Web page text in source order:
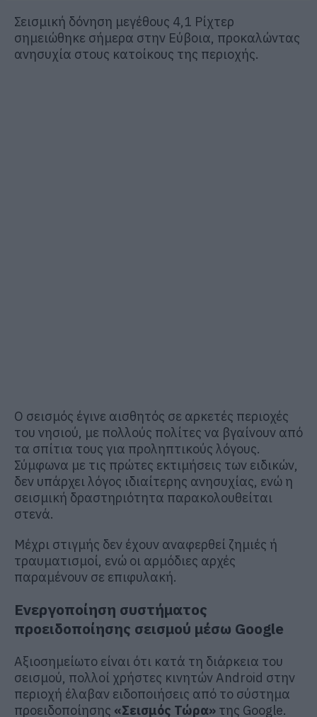
Σεισμική δόνηση μεγέθους 4,1 Ρίχτερ
σημειώθηκε σήμερα στην Εύβοια, προκαλώντας
ανησυχία στους κατοίκους της περιοχής.
Ο σεισμός έγινε αισθητός σε αρκετές περιοχές
του νησιού, με πολλούς πολίτες να βγαίνουν από
τα σπίτια τους για προληπτικούς λόγους.
Σύμφωνα με τις πρώτες εκτιμήσεις των ειδικών,
δεν υπάρχει λόγος ιδιαίτερης ανησυχίας, ενώ η
σεισμική δραστηριότητα παρακολουθείται
στενά.
Μέχρι στιγμής δεν έχουν αναφερθεί ζημιές ή
τραυματισμοί, ενώ οι αρμόδιες αρχές
παραμένουν σε επιφυλακή.
Ενεργοποίηση συστήματος
προειδοποίησης σεισμού μέσω Google
Αξιοσημείωτο είναι ότι κατά τη διάρκεια του
σεισμού, πολλοί χρήστες κινητών Android στην
περιοχή έλαβαν ειδοποιήσεις από το σύστημα
προειδοποίησης «Σεισμός Τώρα» της Google.